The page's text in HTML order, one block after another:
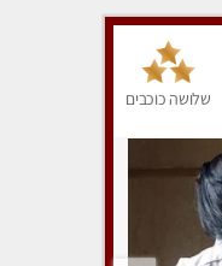
שלושה כוכבים